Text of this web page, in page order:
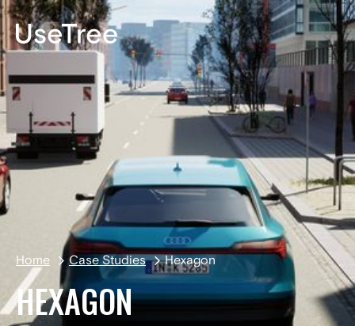
EN
Home Case Studies Hexagon
HEXAGON